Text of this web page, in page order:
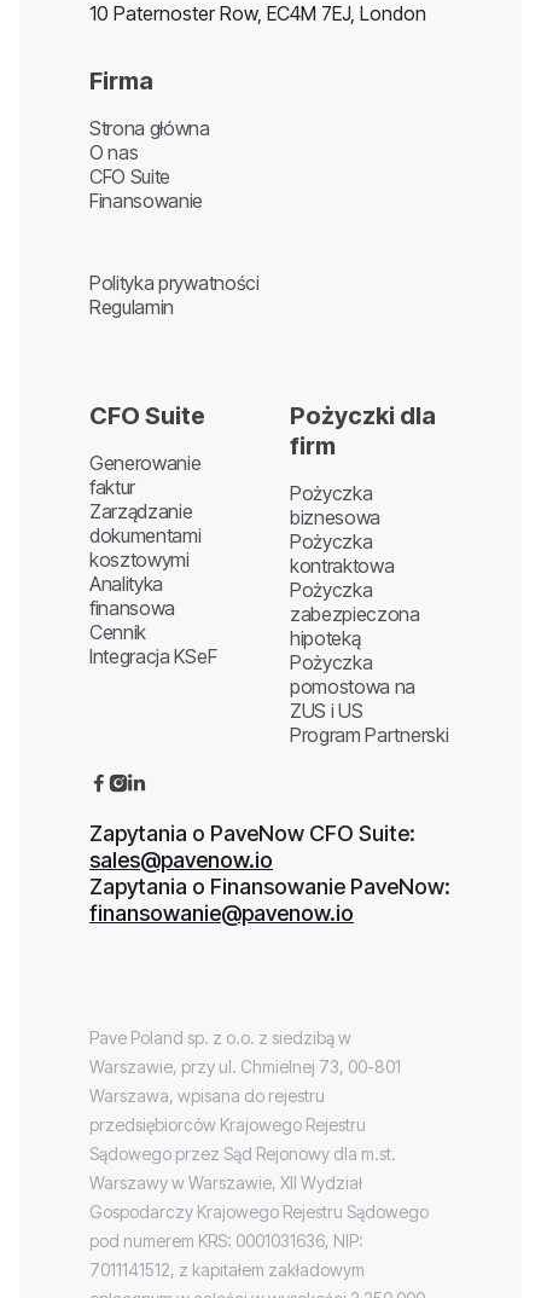
10 Paternoster Row, EC4M 7EJ, London
Firma
Strona główna
O nas
CFO Suite
Finansowanie
Polityka prywatności
Regulamin
CFO Suite
Generowanie
faktur
Zarządzanie
dokumentami
kosztowymi
Analityka
finansowa
Cennik
Integracja KSeF
Pożyczki dla
firm
Pożyczka
biznesowa
Pożyczka
kontraktowa
Pożyczka
zabezpieczona
hipoteką
Pożyczka
pomostowa na
ZUS i US
Program Partnerski
 
Zapytania o PaveNow CFO Suite:
sales@pavenow.io
Zapytania o Finansowanie PaveNow:
finansowanie@pavenow.io
Pave Poland sp. z o.o. z siedzibą w
Warszawie, przy ul. Chmielnej 73, 00-801
Warszawa, wpisana do rejestru
przedsiębiorców Krajowego Rejestru
Sądowego przez Sąd Rejonowy dla m.st.
Warszawy w Warszawie, XII Wydział
Gospodarczy Krajowego Rejestru Sądowego
pod numerem KRS: 0001031636, NIP:
7011141512, z kapitałem zakładowym